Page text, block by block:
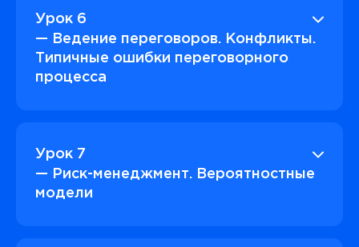
Урок 6
— Ведение переговоров. Конфликты.
Типичные ошибки переговорного
процесса
Урок 7
— Риск-менеджмент. Вероятностные
модели